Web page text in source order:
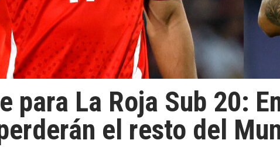
para La Roja Sub 20:
el resto del